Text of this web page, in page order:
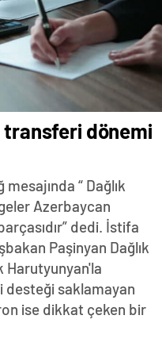
transferi dönemi
“ Dağlık
Azerbaycan
dedi. İstifa
Paşinyan Dağlık
Harutyunyan'la
desteği saklamayan
ise dikkat çeken bir